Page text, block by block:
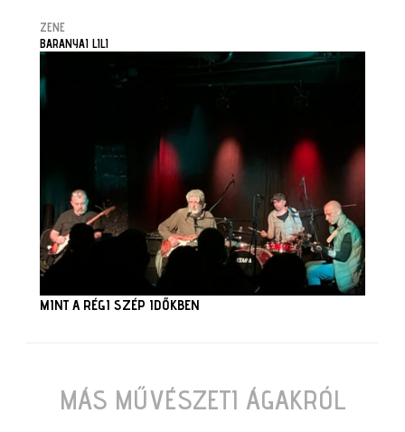
ZENE
BARANYAI LILI
MINT A RÉGI SZÉP IDŐKBEN
MÁS MŰVÉSZETI ÁGAKRÓL